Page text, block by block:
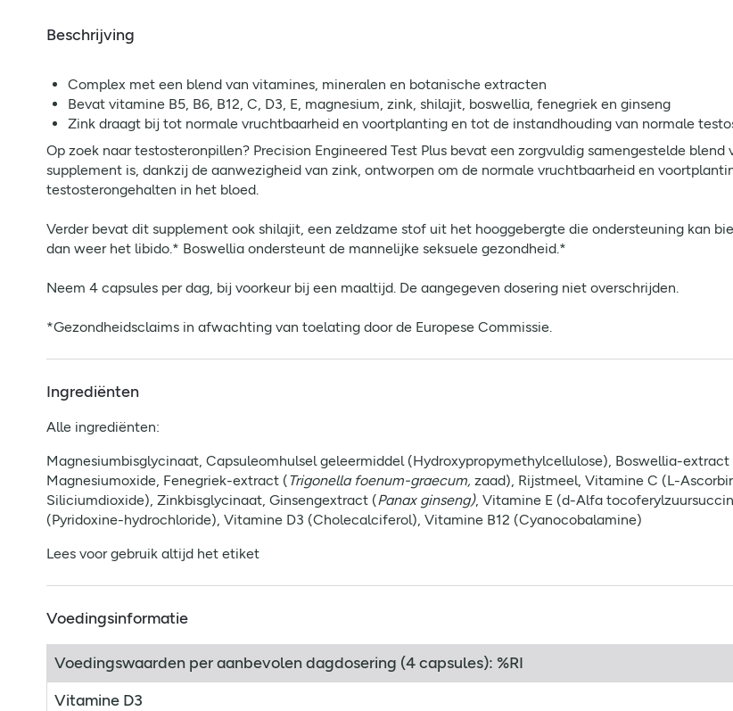
Beschrijving
Complex met een blend van vitamines, mineralen en botanische extracten
Bevat vitamine B5, B6, B12, C, D3, E, magnesium, zink, shilajit, boswellia, fenegriek en ginseng
Zink draagt bij tot normale vruchtbaarheid en voortplanting en tot de instandhouding van normale
Op zoek naar testosteronpillen? Precision Engineered Test Plus bevat een zorgvuldig samengestelde
supplement is, dankzij de aanwezigheid van zink, ontworpen om de normale vruchtbaarheid en
testosterongehalten in het bloed.
Verder bevat dit supplement ook shilajit, een zeldzame stof uit het hooggebergte die ondersteuning kan
dan weer het libido.* Boswellia ondersteunt de mannelijke seksuele gezondheid.*
Neem 4 capsules per dag, bij voorkeur bij een maaltijd. De aangegeven dosering niet overschrijden.
*Gezondheidsclaims in afwachting van toelating door de Europese Commissie.
Ingrediënten
Alle ingrediënten:
Magnesiumbisglycinaat, Capsuleomhulsel geleermiddel (Hydroxypropymethylcellulose), Boswellia-extract
Magnesiumoxide, Fenegriek-extract (Trigonella foenum-graecum, zaad), Rijstmeel, Vitamine C (L-
Siliciumdioxide), Zinkbisglycinaat, Ginsengextract (Panax ginseng), Vitamine E (d-Alfa
(Pyridoxine-hydrochloride), Vitamine D3 (Cholecalciferol), Vitamine B12 (Cyanocobalamine)
Lees voor gebruik altijd het etiket
Voedingsinformatie
Voedingswaarden per aanbevolen dagdosering (4 capsules): %RI
Vitamine D3